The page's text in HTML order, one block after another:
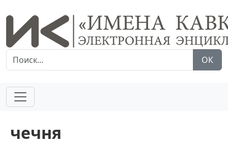
ОК
чечня